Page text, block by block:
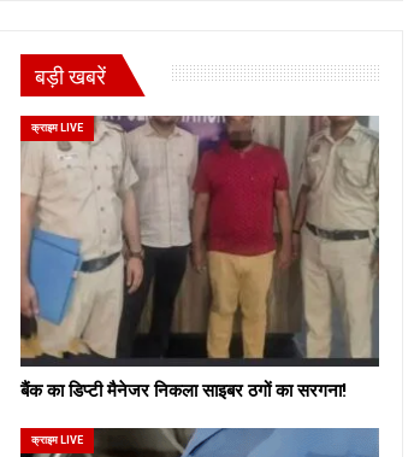
बड़ी खबरें
क्राइम LIVE
बैंक का डिप्टी मैनेजर निकला साइबर ठगों का सरगना!
क्राइम LIVE